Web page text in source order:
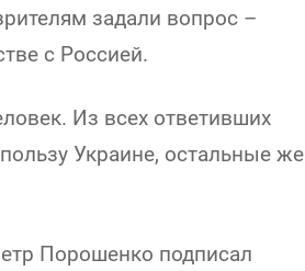
задали вопрос –
с Россией.
Из всех ответивших
Украине, остальные же
Порошенко подписал